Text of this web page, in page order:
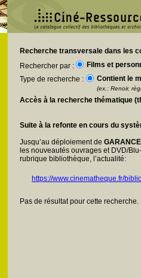
Recherche transversale dans les
Rechercher par :
Films et
Type de recherche :
Contient le
(ex.: Renoir,
Accès à la recherche thématique
Suite à la refonte en cours du
Jusqu’au déploiement de
les nouveautés ouvrages et DVD/
rubrique bibliothèque, l’actualité:
https://www.cinematheque.fr/
Pas de résultat pour cette recherche.